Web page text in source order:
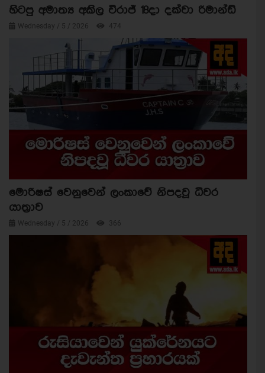
හිටපු අමාත්‍ය අකිල විරාජ් 18දා දක්වා රිමාන්ඩ්
Wednesday / 5 / 2026 474
මොරිෂස් වෙනුවෙන් ලංකාවේ නිපදවූ ධීවර
යාත්‍රාව
Wednesday / 5 / 2026 366